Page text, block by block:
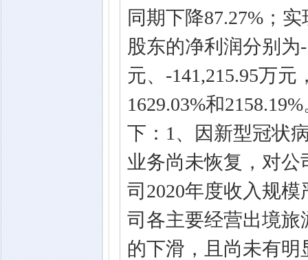
同期下降87.27%；
股东的净利润分别为
元、-141,215.95万
1629.03%和
下：1、因新型冠状
业务尚未恢复，对
司2020年度收入规
司各主要经营出境
的下滑，且尚未有明